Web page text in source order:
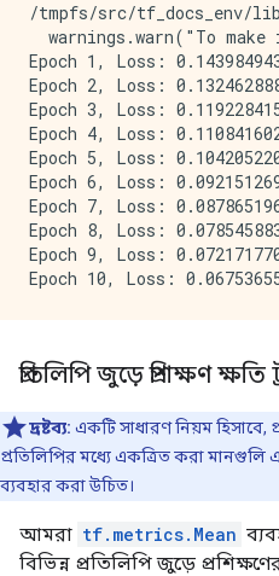
/tmpfs/src/tf_docs_env/
warnings.warn("To make
Epoch 1, Loss:
Epoch 2, Loss:
Epoch 3, Loss:
Epoch 4, Loss:
Epoch 5, Loss:
Epoch 6, Loss:
Epoch 7, Loss:
Epoch 8, Loss:
Epoch 9, Loss:
প্রতিলিপি জুড়ে প্রশিক্ষণ ক্ষতি
দ্রষ্টব্য: একটি সাধারণ নিয়ম হিসাবে,
প্রতিলিপির মধ্যে একত্রিত করা
ব্যবহার করা উচিত।
আমরা tf.metrics.Mean
বিভিন্ন প্রতিলিপি জুড়ে